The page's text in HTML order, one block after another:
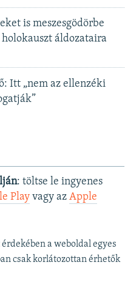
is meszesgödörbe
áldozataira
Itt „nem az ellenzéki
: töltse le ingyenes
Playvagy az Apple
a weboldal egyes
csak korlátozottan érhetők